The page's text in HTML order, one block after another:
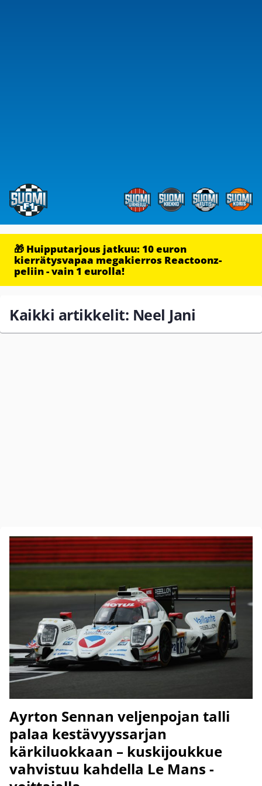
🎁 Huipputarjous jatkuu: 10 euron
kierrätysvapaa megakierros Reactoonz-
peliin - vain 1 eurolla!
Kaikki artikkelit: Neel Jani
Ayrton Sennan veljenpojan talli
palaa kestävyyssarjan
kärkiluokkaan – kuskijoukkue
vahvistuu kahdella Le Mans -